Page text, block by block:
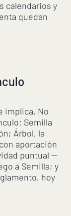
calendarios y
quedan
implica. No
Semilla
Árbol, la
aportación
puntual —
a Semilla; y
hoy